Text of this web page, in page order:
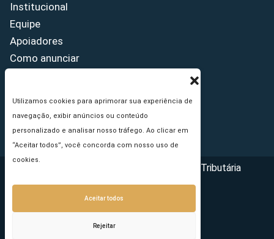
Utilizamos cookies para aprimorar sua experiência de
navegação, exibir anúncios ou conteúdo
personalizado e analisar nosso tráfego. Ao clicar em
“Aceitar todos”, você concorda com nosso uso de
cookies.
Aceitar todos
Rejeitar
Institucional
Equipe
Apoiadores
Como anunciar
Princípios Editoriais
Copyright © 2026 - Portal da Reforma Tributária